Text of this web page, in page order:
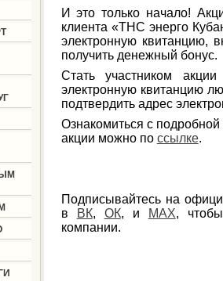
И это только начало!
клиента «ТНС энерго
электронную квитанцию,
получить денежный бонус.
Стать участником
электронную квитанцию
подтвердить адрес
Ознакомиться с
акции можно по ссылке.
Подписывайтесь на
в
ВК, ОК, и MAX,
компании.